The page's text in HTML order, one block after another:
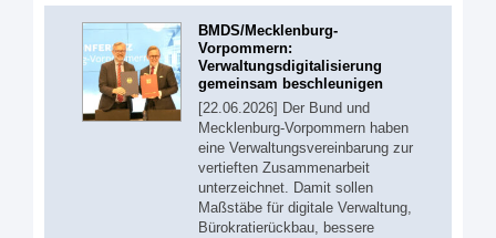
BMDS/Mecklenburg-
Vorpommern:
Verwaltungsdigitalisierung
gemeinsam beschleunigen
[22.06.2026] Der Bund und
Mecklenburg-Vorpommern haben
eine Verwaltungsvereinbarung zur
vertieften Zusammenarbeit
unterzeichnet. Damit sollen
Maßstäbe für digitale Verwaltung,
Bürokratierückbau, bessere